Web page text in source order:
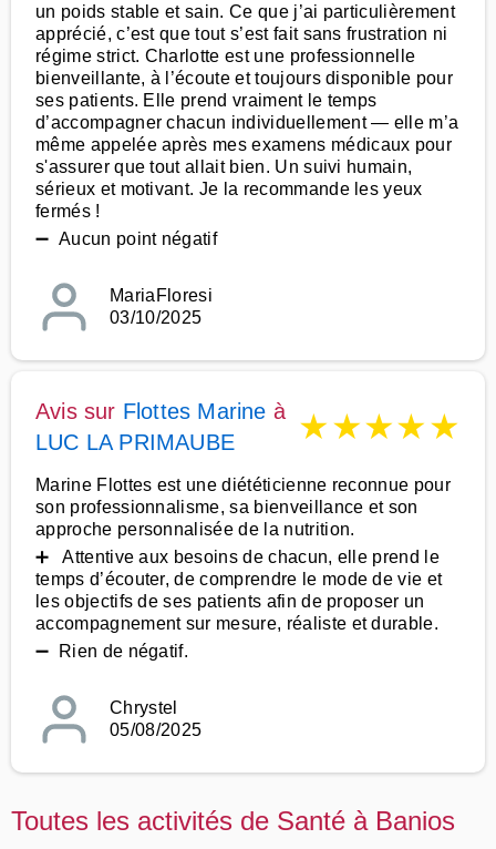
un poids stable et sain. Ce que j’ai particulièrement
apprécié, c’est que tout s’est fait sans frustration ni
régime strict. Charlotte est une professionnelle
bienveillante, à l’écoute et toujours disponible pour
ses patients. Elle prend vraiment le temps
d’accompagner chacun individuellement — elle m’a
même appelée après mes examens médicaux pour
s'assurer que tout allait bien. Un suivi humain,
sérieux et motivant. Je la recommande les yeux
fermés !
➖ Aucun point négatif
MariaFloresi
03/10/2025
Avis sur Flottes Marine à
LUC LA PRIMAUBE
★★★★★
Marine Flottes est une diététicienne reconnue pour
son professionnalisme, sa bienveillance et son
approche personnalisée de la nutrition.
➕ Attentive aux besoins de chacun, elle prend le
temps d’écouter, de comprendre le mode de vie et
les objectifs de ses patients afin de proposer un
accompagnement sur mesure, réaliste et durable.
➖ Rien de négatif.
Chrystel
05/08/2025
Toutes les activités de Santé à Banios